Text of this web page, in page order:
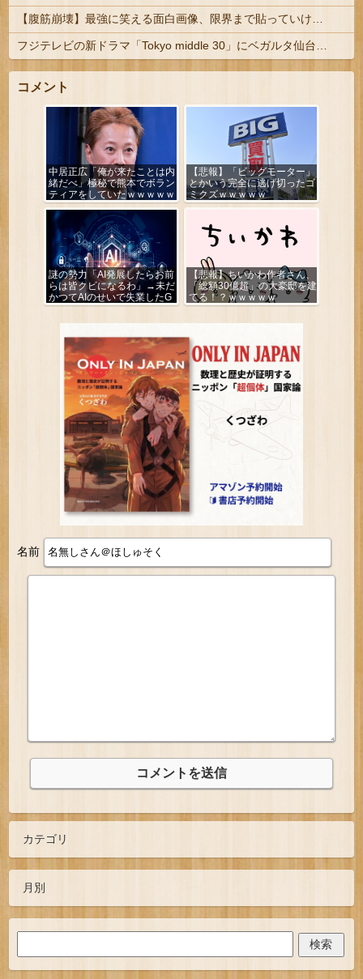
コメント
中居正広「俺が来たことは内
緒だべ」極秘で熊本でボラン
ティアをしていたｗｗｗｗｗ
【悲報】「ビッグモーター」
とかいう完全に逃げ切ったゴ
ミクズｗｗｗｗｗ
謎の勢力「AI発展したらお前
らは皆クビになるわ」→未だ
かつてAIのせいで失業したG
民が0人の理由
【悲報】ちいかわ作者さん、
「総額30億超」の大豪邸を建
てる！？ｗｗｗｗｗ
名前